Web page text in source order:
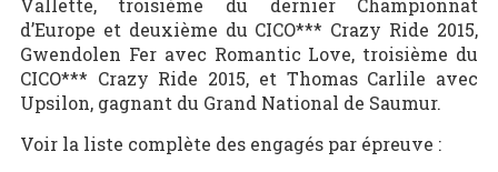
Vallette, troisième du dernier Championnat
d’Europe et deuxième du CICO*** Crazy Ride 2015,
Gwendolen Fer avec Romantic Love, troisième du
CICO*** Crazy Ride 2015, et Thomas Carlile avec
Upsilon, gagnant du Grand National de Saumur.
Voir la liste complète des engagés par épreuve :